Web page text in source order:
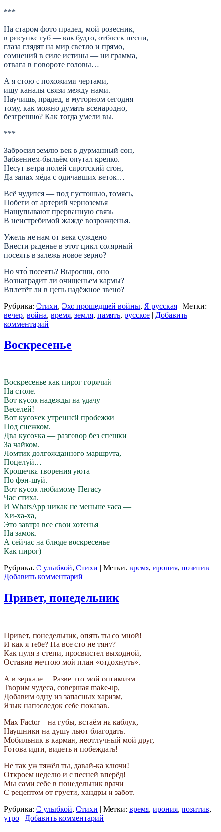
***
На старом фото прадед, мой ровесник,
в рисунке губ — как будто, отблеск песни,
глаза глядят на мир светло и прямо,
сомнений в силе истины — ни грамма,
отвага в повороте головы…
А я стою с похожими чертами,
ищу каналы связи между нами.
Научишь, прадед, в муторном сегодня
тому, как можно думать всенародно,
безгрешно? Как тогда умели вы.
***
Забросил землю век в дурманный сон,
Забвением-быльём опутал крепко.
Несут ветра полей сиротский стон,
Да запах мёда с одичавших веток…
Всё чудится — под пустошью, томясь,
Побеги от артерий черноземья
Нащупывают прерванную связь
В неистребимой жажде возрожденья.
Ужель не нам от века суждено
Внести раденье в этот цикл солярный —
посеять в залежь новое зерно?
Но что́ посеять? Выросши, оно
Вознаградит ли очищеньем кармы?
Вплетёт ли в цепь надёжное звено?
Рубрика: Стихи, Эхо прошедшей войны, Я русская | Метки:
вечер, война, время, земля, память, русское | Добавить
комментарий
Воскресенье
Воскресенье как пирог горячий
На столе.
Вот кусок надежды на удачу
Веселей!
Вот кусочек утренней пробежки
Под снежком.
Два кусочка — разговор без спешки
За чайком.
Ломтик долгожданного маршрута,
Поцелуй…
Крошечка творения уюта
По фэн-шуй.
Вот кусок любимому Пегасу —
Час стиха.
И WhatsApp никак не меньше часа —
Хи-ха-ха,
Это завтра все свои хотенья
На замок.
А сейчас на блюде воскресенье
Как пирог)
Рубрика: С улыбкой, Стихи | Метки: время, ирония, позитив |
Добавить комментарий
Привет, понедельник
Привет, понедельник, опять ты со мной!
И как я тебе? На все сто не тяну?
Как пуля в степи, просвистел выходной,
Оставив мечтою мой план «отдохнуть».
А в зеркале… Разве что мой оптимизм.
Творим чудеса, совершая make-up,
Добавим одну из запасных харизм,
Язык напоследок себе показав.
Mах Factor – на губы, встаём на каблук,
Наушники на душу льют благодать.
Мобильник в карман, неотлучный мой друг,
Готова идти, видеть и побеждать!
Не так уж тяжёл ты, давай-ка ключи!
Откроем неделю и с песней вперёд!
Мы сами себе в понедельник врачи
С рецептом от грусти, хандры и забот.
Рубрика: С улыбкой, Стихи | Метки: время, ирония, позитив,
утро | Добавить комментарий